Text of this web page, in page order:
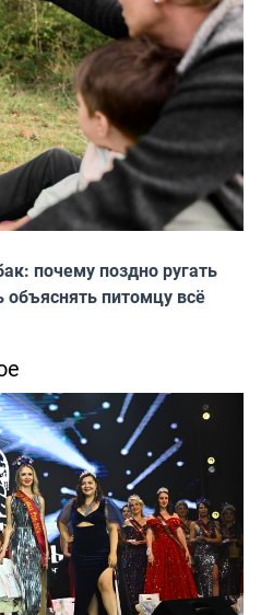
почему поздно ругать
объяснять питомцу всё